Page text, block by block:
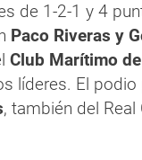
de 1-2-1 y 4
Paco Riveras y
Club Marítimo
líderes. El podio
, también del